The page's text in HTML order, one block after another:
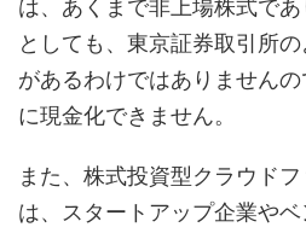
は、あくまで非上場株式で
としても、東京証券取引所
があるわけではありません
に現金化できません。
また、株式投資型クラウド
は、スタートアップ企業や